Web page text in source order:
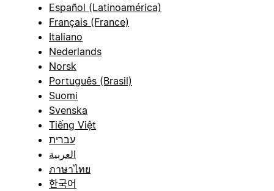
Español (Latinoamérica)
Français (France)
Italiano
Nederlands
Norsk
Português (Brasil)
Suomi
Svenska
Tiếng Việt
עברית
العربية
ภาษาไทย
한국어